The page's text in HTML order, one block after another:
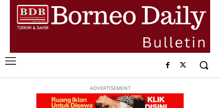
ADVERTISEMENT